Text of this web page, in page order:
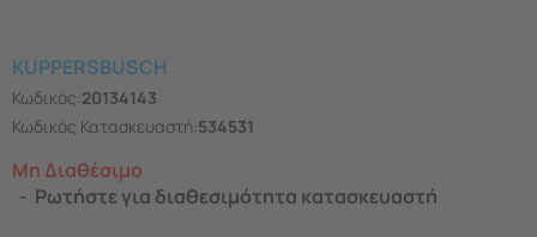
KUPPERSBUSCH
Κωδικός:20134143
Κωδικός Κατασκευαστή:534531
Μη Διαθέσιμο
Ρωτήστε για διαθεσιμότητα κατασκευαστή